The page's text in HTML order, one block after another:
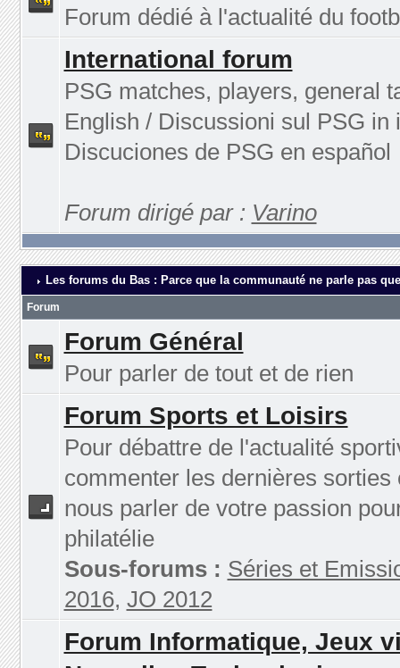
Forum dédié à l'actualité du
International forum
PSG matches, players, general
English / Discussioni sul PSG in
Discuciones de PSG en español
Forum dirigé par : Varino
Les forums du Bas : Parce que la communauté ne parle pas
Forum
Forum Général
Pour parler de tout et de rien
Forum Sports et Loisirs
Pour débattre de l'actualité
commenter les dernières sorties
nous parler de votre passion
philatélie
Sous-forums : Séries et
2016, JO 2012
Forum Informatique, Jeux